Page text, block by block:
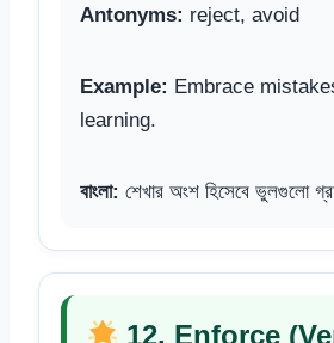
Antonyms: reject, avoid
Example: Embrace
learning.
বাংলা: শেখার অংশ হিসেবে ভুলগুলো
12. Enforce